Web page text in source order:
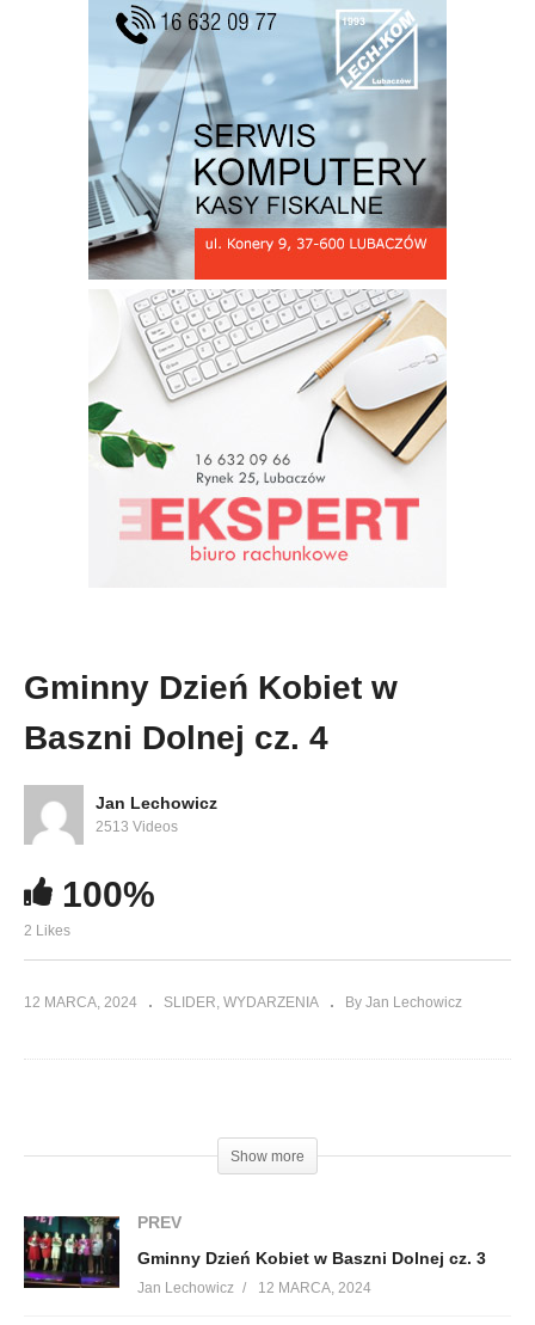
Gminny Dzień Kobiet w Baszni Dolnej cz. 2
Gminny Dzień Kobiet w
Baszni Dolnej cz. 4
Jan Lechowicz
2513 Videos
100%
2 Likes
12 MARCA, 2024 SLIDER WYDARZENIA By Jan Lechowicz
Show more
PREV
Gminny Dzień Kobiet w Baszni Dolnej cz. 3
Jan Lechowicz 12 MARCA, 2024